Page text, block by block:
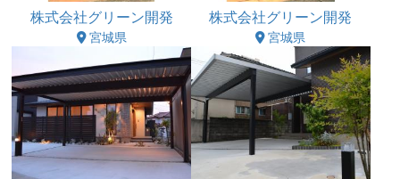
株式会社グリーン開発
宮城県
株式会社グリーン開発
宮城県